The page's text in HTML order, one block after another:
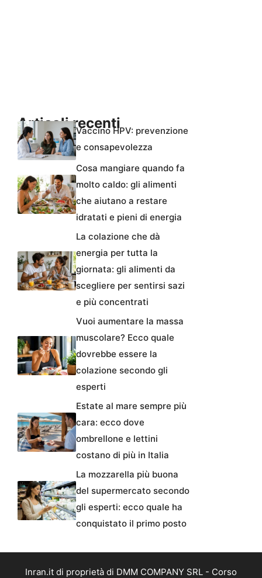
Articoli recentiVaccino HPV: prevenzione
e consapevolezza
Cosa mangiare quando fa
molto caldo: gli alimenti
che aiutano a restare
idratati e pieni di energia
La colazione che dà
energia per tutta la
giornata: gli alimenti da
scegliere per sentirsi sazi
e più concentrati
Vuoi aumentare la massa
muscolare? Ecco quale
dovrebbe essere la
colazione secondo gli
esperti
Estate al mare sempre più
cara: ecco dove
ombrellone e lettini
costano di più in Italia
La mozzarella più buona
del supermercato secondo
gli esperti: ecco quale ha
conquistato il primo posto
Inran.it di proprietà di DMM COMPANY SRL - Corso